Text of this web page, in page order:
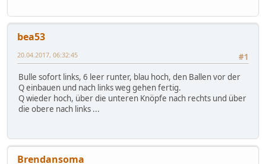
bea53
#1
20.04.2017, 06:32:45
Bulle sofort links, 6 leer runter, blau hoch, den Ballen vor der
Q einbauen und nach links weg gehen fertig.
Q wieder hoch, über die unteren Knöpfe nach rechts und über
die obere nach links ...
Brendansoma